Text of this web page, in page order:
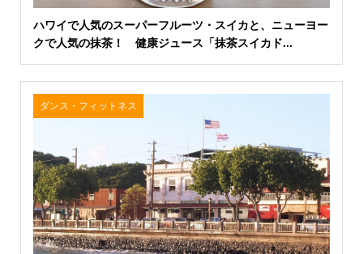
ハワイで人気のスーパーフルーツ・スイカと、ニューヨー
クで人気の抹茶！ 健康ジュース「抹茶スイカド...
ダンス・フィットネス